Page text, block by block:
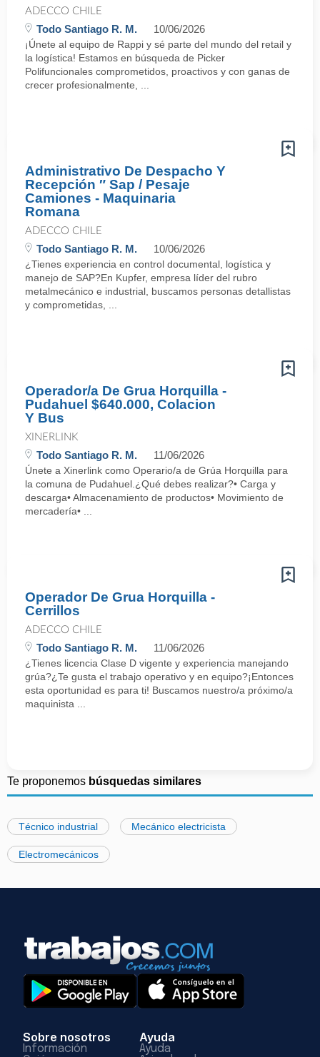
ADECCO CHILE
Todo Santiago R. M. 10/06/2026
¡Únete al equipo de Rappi y sé parte del mundo del retail y
la logística! Estamos en búsqueda de Picker
Polifuncionales comprometidos, proactivos y con ganas de
crecer profesionalmente, ...
Administrativo De Despacho Y
Recepción ″ Sap / Pesaje
Camiones - Maquinaria
Romana
ADECCO CHILE
Todo Santiago R. M. 10/06/2026
¿Tienes experiencia en control documental, logística y
manejo de SAP?En Kupfer, empresa líder del rubro
metalmecánico e industrial, buscamos personas detallistas
y comprometidas, ...
Operador/a De Grua Horquilla -
Pudahuel $640.000, Colacion
Y Bus
XINERLINK
Todo Santiago R. M. 11/06/2026
Únete a Xinerlink como Operario/a de Grúa Horquilla para
la comuna de Pudahuel.¿Qué debes realizar?• Carga y
descarga• Almacenamiento de productos• Movimiento de
mercadería• ...
Operador De Grua Horquilla -
Cerrillos
ADECCO CHILE
Todo Santiago R. M. 11/06/2026
¿Tienes licencia Clase D vigente y experiencia manejando
grúa?¿Te gusta el trabajo operativo y en equipo?¡Entonces
esta oportunidad es para ti! Buscamos nuestro/a próximo/a
maquinista ...
Te proponemos búsquedas similares
Técnico industrial Mecánico electricista
Electromecánicos
Sobre nosotros
Información
Ayuda
Ayuda